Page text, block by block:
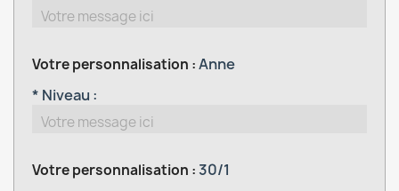
Votre personnalisation :Anne
* Niveau :
Votre personnalisation :30/1